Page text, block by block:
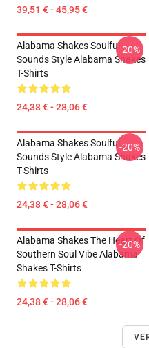
39,51 € - 45,95 €
Alabama Shakes Soulful
Sounds Style Alabama Shakes
T-Shirts
24,38 € - 28,06 €
-20%
Alabama Shakes Soulful
Sounds Style Alabama Shakes
T-Shirts
24,38 € - 28,06 €
-20%
Alabama Shakes The Heart Of
Southern Soul Vibe Alabama
Shakes T-Shirts
24,38 € - 28,06 €
-20%